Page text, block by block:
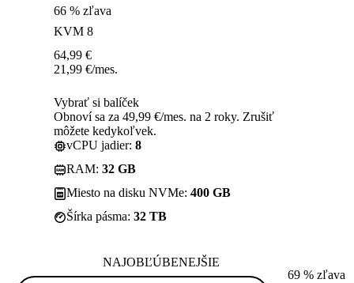
66 % zľava
KVM 8
64,99 €
21,99 €/mes.
Vybrať si balíček
Obnoví sa za 49,99 €/mes. na 2 roky. Zrušiť
môžete kedykoľvek.
vCPU jadier: 8
RAM: 32 GB
Miesto na disku NVMe: 400 GB
Šírka pásma: 32 TB
NAJOBĽÚBENEJŠIE
69 % zľava